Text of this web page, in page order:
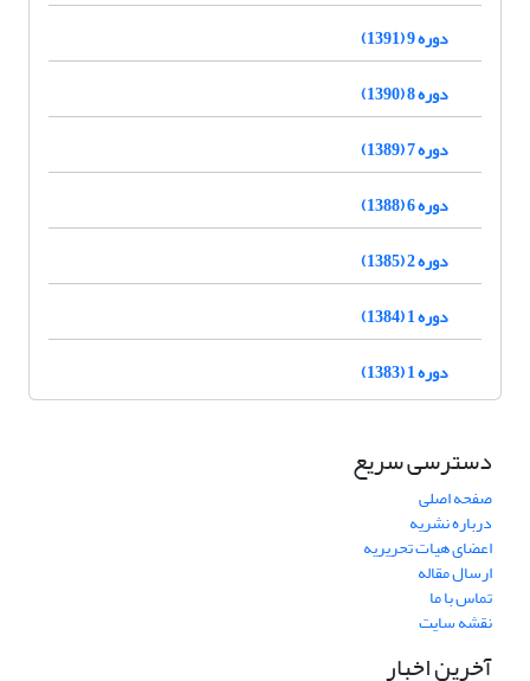
دوره 9 (1391)
دوره 8 (1390)
دوره 7 (1389)
دوره 6 (1388)
دوره 2 (1385)
دوره 1 (1384)
دوره 1 (1383)
دسترسی سریع
صفحه اصلی
درباره نشریه
اعضای هیات تحریریه
ارسال مقاله
تماس با ما
نقشه سایت
آخرین اخبار